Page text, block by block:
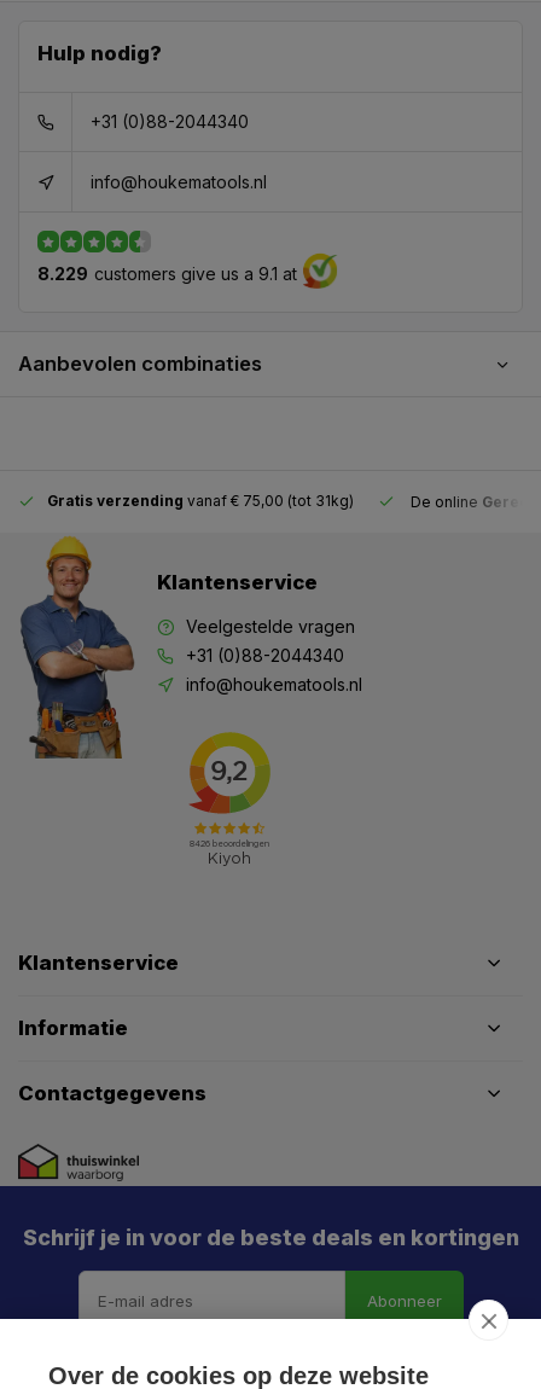
Hulp nodig?
+31 (0)88-2044340
info@houkematools.nl
8.229 customers give us a 9.1 at
Aanbevolen combinaties
Gratis verzending vanaf € 75,00 (tot 31kg) De online
Klantenservice
Veelgestelde vragen
+31 (0)88-2044340
info@houkematools.nl
Klantenservice
Informatie
Contactgegevens
Schrijf je in voor de beste deals en kortingen
Abonneer
Over de cookies op deze website
Meld je aan en mis geen enkele actie, aanbieding